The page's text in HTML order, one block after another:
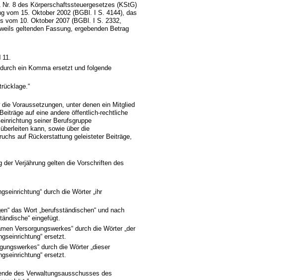
8 des Körperschaftssteuergesetzes (KStG)
vom 15. Oktober 2002 (BGBl. I S. 4144), das
vom 10. Oktober 2007 (BGBl. I S. 2332,
geltenden Fassung, ergebenden Betrag
ein Komma ersetzt und folgende
Voraussetzungen, unter denen ein Mitglied
auf eine andere öffentlich-rechtliche
seiner Berufsgruppe
kann, sowie über die
auf Rückerstattung geleisteter Beiträge,
der Verjährung gelten die Vorschriften des
durch die Wörter „ihr
das Wort „berufsständischen“ und nach
eingefügt.
Versorgungswerkes“ durch die Wörter „der
ersetzt.
durch die Wörter „dieser
ersetzt.
des Verwaltungsausschusses des